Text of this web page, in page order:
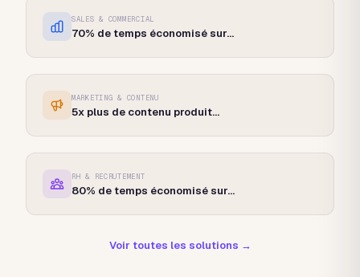
SALES & COMMERCIAL
70% de temps économisé sur...
MARKETING & CONTENU
5x plus de contenu produit...
RH & RECRUTEMENT
80% de temps économisé sur...
Voir toutes les solutions →